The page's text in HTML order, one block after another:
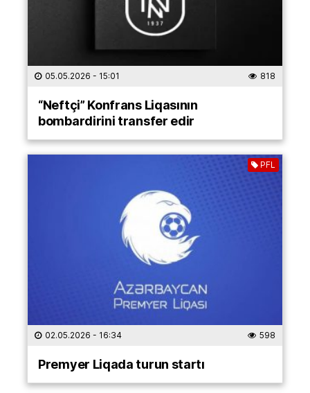
05.05.2026 - 15:01 818
“Neftçi” Konfrans Liqasının
bombardirini transfer edir
PFL
02.05.2026 - 16:34 598
Premyer Liqada turun startı